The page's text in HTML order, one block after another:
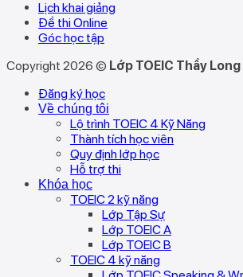
Lịch khai giảng
Đề thi Online
Góc học tập
Copyright 2026 © Lớp TOEIC Thầy Long
Đăng ký học
Về chúng tôi
Lộ trình TOEIC 4 Kỹ Năng
Thành tích học viên
Quy định lớp học
Hỗ trợ thi
Khóa học
TOEIC 2 kỹ năng
Lớp Tập Sự
Lớp TOEIC A
Lớp TOEIC B
TOEIC 4 kỹ năng